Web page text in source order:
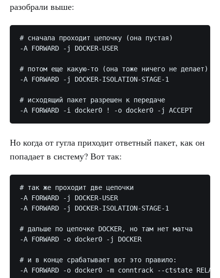
разобрали выше:
# сначала проходит цепочку (она пустая)
-A FORWARD -j DOCKER-USER
# потом еще какую-то (она тоже ничего не делает)
-A FORWARD -j DOCKER-ISOLATION-STAGE-1
# исходящий пакет разрешен к передаче
-A FORWARD -i docker0 ! -o docker0 -j ACCEPT
Но когда от гугла приходит ответный пакет, как он
попадает в систему? Вот так:
# так же проходит две цепочки
-A FORWARD -j DOCKER-USER
-A FORWARD -j DOCKER-ISOLATION-STAGE-1
# дальше по цепочке DOCKER, но там нет матча
-A FORWARD -o docker0 -j DOCKER
# и в конце срабатывает вот это правило: